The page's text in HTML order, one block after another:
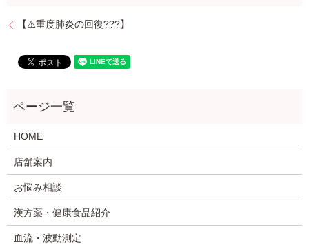
【⚠️重度肺炎の回復???】
HOME
店舗案内
お悩み相談
漢方薬・健康食品紹介
血流・波動測定